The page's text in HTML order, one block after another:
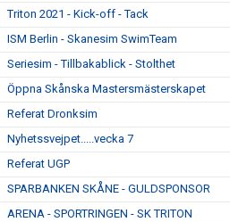
Triton 2021 - Kick-off - Tack
ISM Berlin - Skanesim SwimTeam
Seriesim - Tillbakablick - Stolthet
Öppna Skånska Mastersmästerskapet
Referat Dronksim
Nyhetssvejpet.....vecka 7
Referat UGP
SPARBANKEN SKÅNE - GULDSPONSOR
ARENA - SPORTRINGEN - SK TRITON